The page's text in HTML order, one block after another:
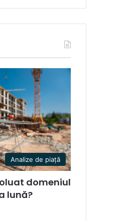
Analize de piață
domeniul
lună?